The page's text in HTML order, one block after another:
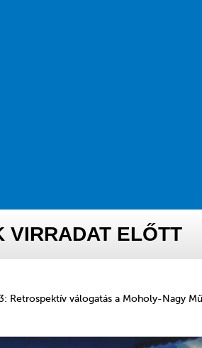
VIRRADAT ELŐTT
Retrospektív válogatás a Moholy-Nagy